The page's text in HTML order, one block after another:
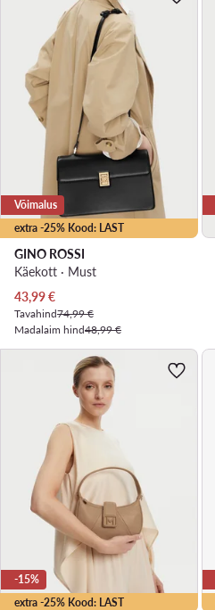
extra -25% Kood: LAST
Võimalus
GINO ROSSI
Käekott · Must
Praegune hind
43,99€
Tavahind74,99 €
Madalaim hind48,99 €
extra -25% Kood: LAST
-15%